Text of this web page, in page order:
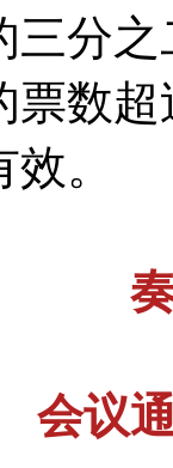
三分
票数
。
会议